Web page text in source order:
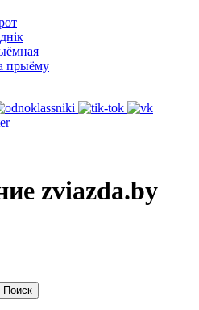
прыёму
zviazda.by